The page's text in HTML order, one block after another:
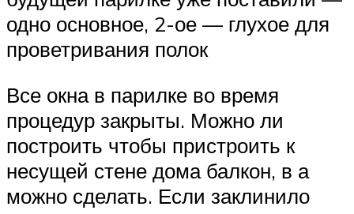
одно основное, 2-ое — глухое для
проветривания полок
Все окна в парилке во время
процедур закрыты. Можно ли
построить чтобы пристроить к
несущей стене дома балкон, в а
можно сделать. Если заклинило